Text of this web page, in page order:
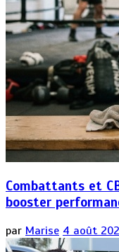
Combattants et
booster
par Marise 4 août